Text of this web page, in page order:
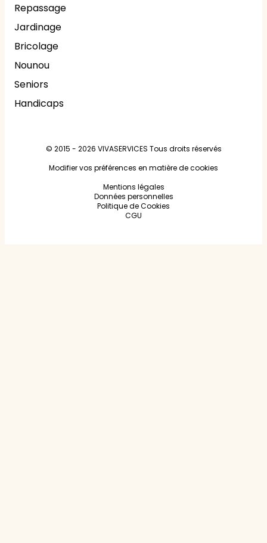
Repassage
Jardinage
Bricolage
Nounou
Seniors
Handicaps
© 2015 - 2026 VIVASERVICES Tous droits réservés
Modifier vos préférences en matière de cookies
Mentions légales
Données personnelles
Politique de Cookies
CGU